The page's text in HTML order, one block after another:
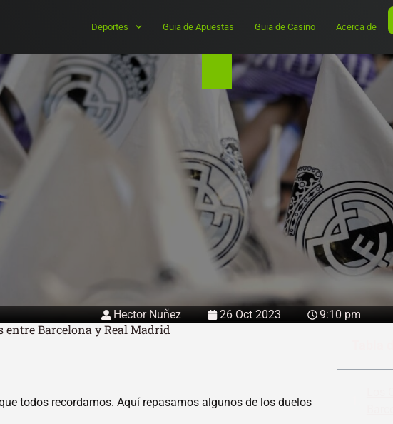
Deportes Guia de Apuestas Guia de Casino Acerca de
Hector Nuñez 26 Oct 2023 9:10 pm
entre Barcelona y Real Madrid
todos recordamos. Aquí repasamos algunos de los duelos